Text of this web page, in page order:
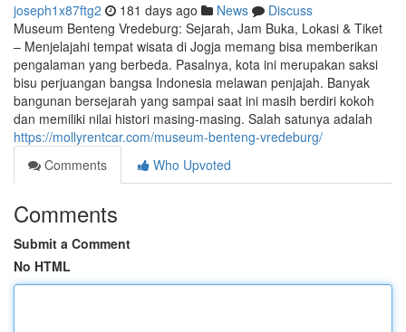
joseph1x87ftg2 181 days ago News
Discuss
Museum Benteng Vredeburg: Sejarah, Jam Buka, Lokasi & Tiket
– Menjelajahi tempat wisata di Jogja memang bisa memberikan
pengalaman yang berbeda. Pasalnya, kota ini merupakan saksi
bisu perjuangan bangsa Indonesia melawan penjajah. Banyak
bangunan bersejarah yang sampai saat ini masih berdiri kokoh
dan memiliki nilai histori masing-masing. Salah satunya adalah
https://mollyrentcar.com/museum-benteng-vredeburg/
Comments
Who Upvoted
Comments
Submit a Comment
No HTML